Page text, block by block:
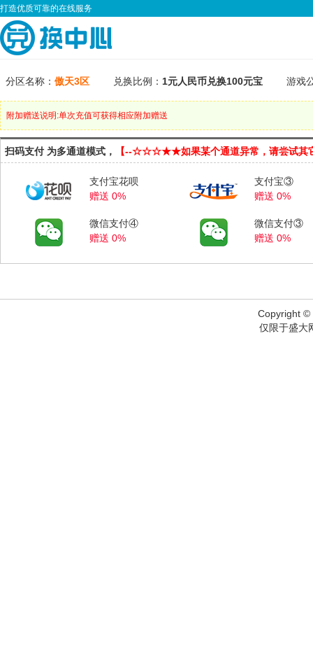
打造优质可靠的在线服务
分区名称： 傲天3区 兑换比例： 1元人民币兑换100元宝 游戏
附加赠送说明:单次充值可获得相应附加赠送
扫码支付 为多通道模式， 【--☆☆☆★★如果某个通道异常，请尝试
支付宝花呗
赠送 0%
支付宝③
赠送 0%
微信支付④
赠送 0%
微信支付③
赠送 0%
Copyright ©
仅限于盛大